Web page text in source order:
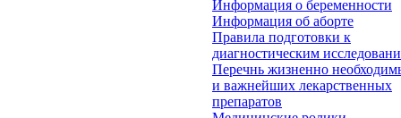
Информация о беременности
Информация об аборте
Правила подготовки к
диагностическим
Перечнь жизненно
и важнейших лекарственных
препаратов